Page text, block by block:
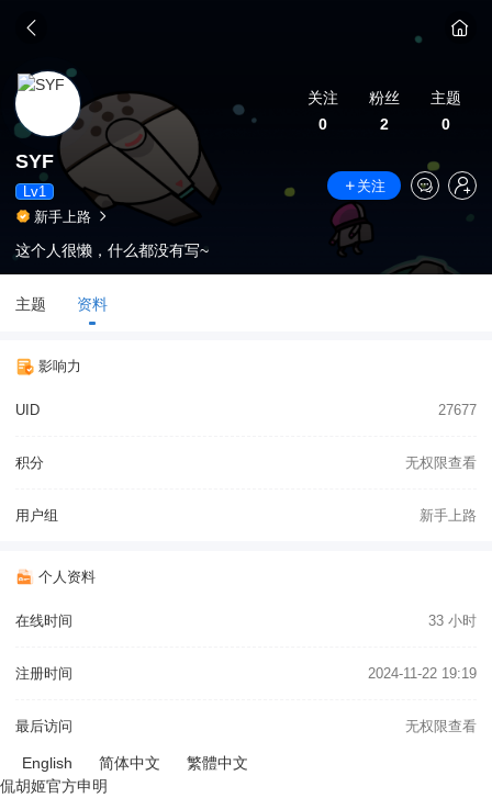
关注
0
粉丝
2
主题
0
SYF
Lv1
关注
新手上路
这个人很懒，什么都没有写~
主题 资料
影响力
UID 27677
积分 无权限查看
用户组 新手上路
个人资料
在线时间 33 小时
注册时间 2024-11-22 19:19
最后访问 无权限查看
English 简体中文
繁體中文
侃胡姬官方申明